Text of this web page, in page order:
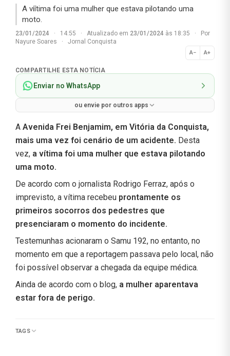
A víítima foi uma mulher que estava pilotando uma
moto.
23/01/2024 · 14:55 · Atualizado em 23/01/2024 às 18:35 ·
Por
Nayure Soares
· Jornal Conquista
A− A+
Normal
COMPARTILHE ESTA NOTÍCIA
Enviar no WhatsApp
ou envie por outros apps
A Avenida Frei Benjamim, em Vitória da Conquista,
mais uma vez foi cenário de um acidente. Desta
vez, a vítima foi uma mulher que estava pilotando
uma moto.
De acordo com o jornalista Rodrigo Ferraz, após o
imprevisto, a vítima recebeu prontamente os
primeiros socorros dos pedestres que
presenciaram o momento do incidente.
Testemunhas acionaram o Samu 192, no entanto, no
momento em que a reportagem passava pelo local, não
foi possível observar a chegada da equipe médica.
Ainda de acordo com o blog, a mulher aparentava
estar fora de perigo.
TAGS